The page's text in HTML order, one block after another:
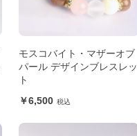
モスコバイト・マザーオブ
パール デザインブレスレッ
ト
6,500